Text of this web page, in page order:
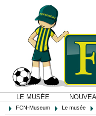
LE MUSÉE
FCN-Museum Le musée